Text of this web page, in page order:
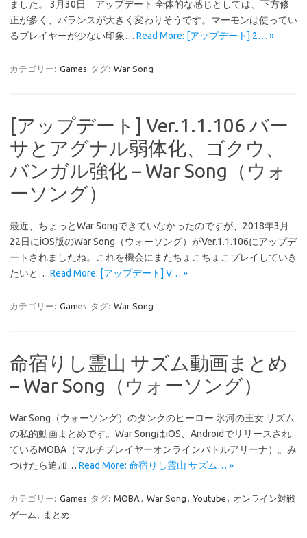
ました。 3月30日 アップデート 全体的な感じとしては、下方修
正が多く、バランスが大きく変わりそうです。マーモンは使ってい
るプレイヤーが少ない印象… Read More: [アップデート] 2… »
カテゴリー: Games タグ: War Song
[アップデート] Ver.1.1.106 バー
サとアグナル弱体化、ゴクウ、
バンガル強化 – War Song（ウォ
ーソング）
最近、ちょっとWar Songできていなかったのですが、2018年3月
22日にiOS版のWar Song（ウォーソング）がVer.1.1.106にアップデ
ートされましたね。これを機会にまたちょこちょこプレイしていき
たいと… Read More: [アップデート] V… »
カテゴリー: Games タグ: War Song
命宿りし霊山 サズム動画まとめ
– War Song（ウォーソング）
War Song（ウォーソング）のタンクのヒーロー 氷河の王女 サズム
の私的動画まとめです。War SongはiOS、Androidでリリースされ
ているMOBA（マルチプレイヤーオンラインバトルアリーナ）。み
つけたら追加… Read More: 命宿りし霊山 サズム… »
カテゴリー: Games タグ: MOBA , War Song , Youtube , オンライン対戦
ゲーム , まとめ